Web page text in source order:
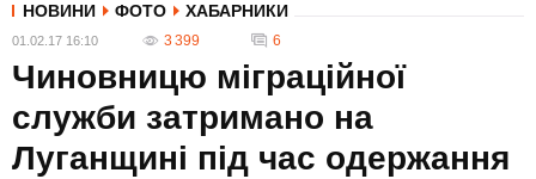
НОВИНИ ФОТО ХАБАРНИКИ
01.02.17 16:10 3 399 6
Чиновницю міграційної
служби затримано на
Луганщині під час одержання